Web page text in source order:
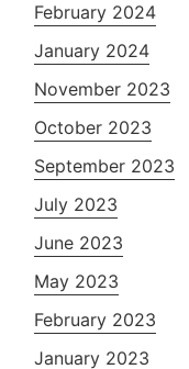
February 2024
January 2024
November 2023
October 2023
September 2023
July 2023
June 2023
May 2023
February 2023
January 2023